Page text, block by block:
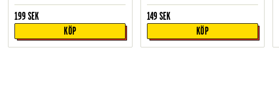
199 SEK
KÖP
149 SEK
KÖP